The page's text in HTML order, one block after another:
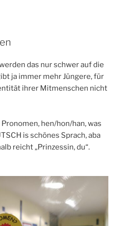
das nur schwer auf die
ja immer mehr Jüngere, für
ihrer Mitmenschen nicht
hen/hon/han, was
is schönes Sprach, aba
reicht „Prinzessin, du“.